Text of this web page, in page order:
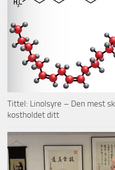
Tittel: Linolsyre – Den mest
kostholdet ditt